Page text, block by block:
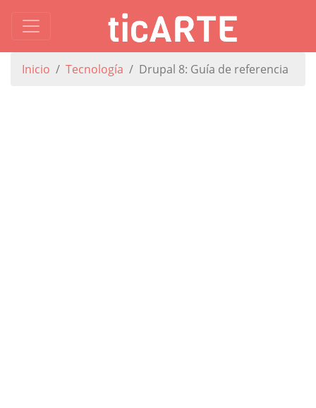
Inicio Tecnología Drupal 8: Guía de referencia